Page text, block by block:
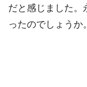
だと感じました
ったのでしょうか。